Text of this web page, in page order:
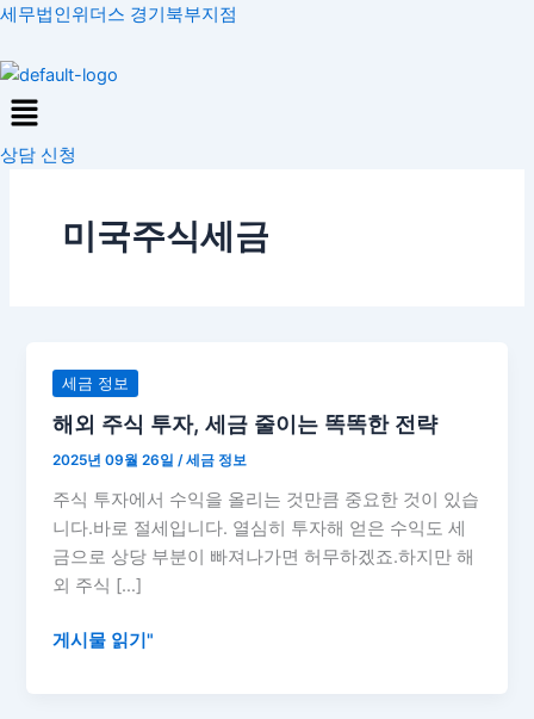
콘
츠
로
건
너
세무법인위더스 경기북부지점
Menu
상담 신청
미국주식세금
세금 정보
해외 주식 투자, 세금 줄이는 똑똑한 전략
2025년 09월 26일/세금 정보
주식 투자에서 수익을 올리는 것만큼 중요한 것이 있습
니다.바로 절세입니다. 열심히 투자해 얻은 수익도 세
금으로 상당 부분이 빠져나가면 허무하겠죠.하지만 해
외 주식 […]
해
외
주
식
투
자,
세
금
이
게시물 읽기"